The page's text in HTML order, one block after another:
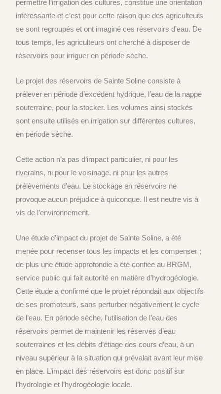
permettre l‘irrigation des cultures, constitue une orientation
intéressante et c’est pour cette raison que des agriculteurs
se sont regroupés et ont imaginé ces réservoirs d’eau. De
tous temps, les agriculteurs ont cherché à disposer de
réservoirs pour irriguer en période sèche.
Le projet des réservoirs de Sainte Soline consiste à
prélever en période d’excédent hydrique, l’eau de la nappe
souterraine, pour la stocker. Les volumes ainsi stockés
sont ensuite utilisés en irrigation sur différentes cultures,
en période sèche.
Cette action n’a pas d’impact particulier, ni pour les
riverains, ni pour le voisinage, ni pour les autres
prélèvements d’eau. Le stockage en réservoirs ne
provoque aucun préjudice à quiconque. Il est neutre vis à
vis de l’environnement.
Une étude d’impact du projet de Sainte Soline, a été
menée pour recenser tous les impacts et les compenser ;
de plus une étude approfondie a été confiée au BRGM,
service public qui fait autorité en matière d’hydrogéologie.
Cette étude a confirmé que le projet répondait aux objectifs
de ses promoteurs, sans perturber négativement le cycle
de l’eau. En période sèche, l’utilisation de l’eau des
réservoirs permet de maintenir les réserves d’eau
souterraines et les débits d’étiage des cours d’eau, à un
niveau supérieur à la situation qui prévalait avant leur mise
en place. L’impact des réservoirs est donc positif sur
l’hydrologie et l’hydrogéologie locale.